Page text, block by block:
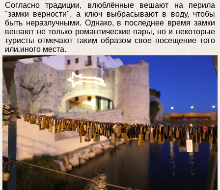
Согласно традиции, влюблённые вешают на перила
"замки верности", а ключ выбрасывают в воду, чтобы
быть неразлучными. Однако, в последнее время замки
вешают не только романтические пары, но и некоторые
туристы отмечают таким образом свое посещение того
или иного места.